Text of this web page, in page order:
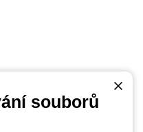
souborů